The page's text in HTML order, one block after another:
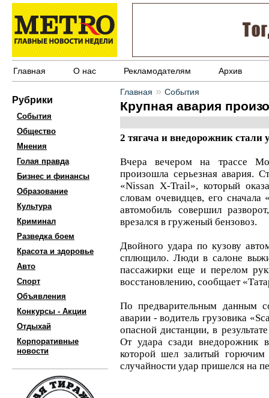
Главная О нас Рекламодателям Архив
Рубрики
События
Общество
Мнения
Голая правда
Бизнес и финансы
Образование
Культура
Криминал
Разведка боем
Красота и здоровье
Авто
Спорт
Объявления
Конкурсы - Акции
Отдыхай
Корпоративные
новости
Главная » События
Крупная авария
2 тягача и внедорожник
Вчера вечером на трассе
произошла серьезная авария.
«Nissan X-Trail», который
словам очевидцев, его сначала
автомобиль совершил
врезался в груженый бензовоз.
Двойного удара по кузову
сплющило. Люди в салоне
пассажирки еще и перелом
восстановлению, сообщает
По предварительным данным
аварии - водитель грузовика
опасной дистанции, в
От удара сзади внедорожник
которой шел залитый горючим
случайности удар пришелся на